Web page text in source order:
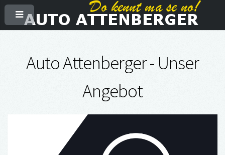
Auto Attenberger - Unser
Angebot